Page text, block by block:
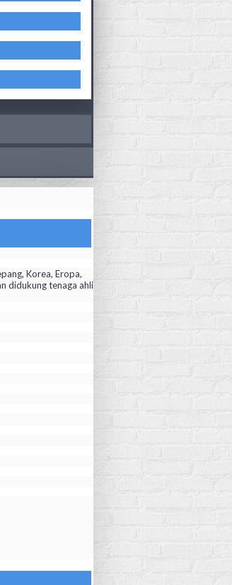
Korea, Eropa,
didukung tenaga ahli